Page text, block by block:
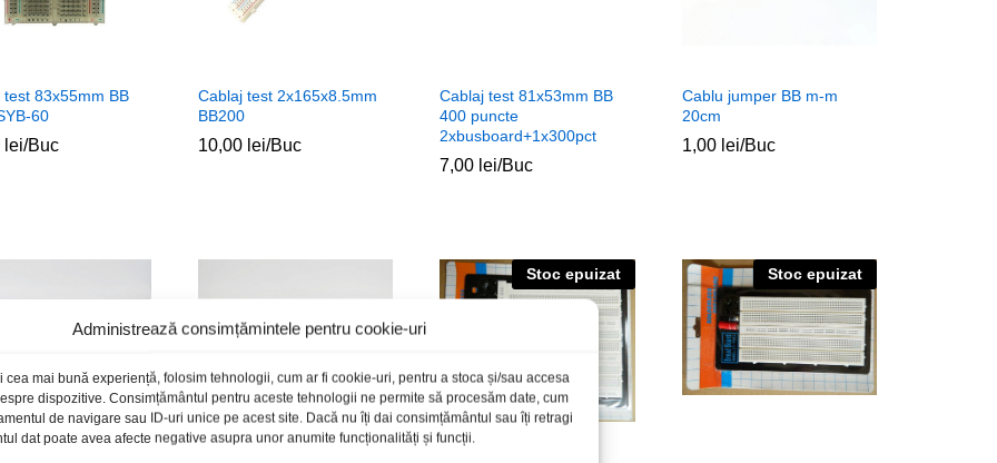
Administrează consimțămintele pentru cookie-uri
cea mai bună experiență, folosim tehnologii, cum ar fi cookie-uri, pentru a stoca și/sau accesa
dispozitive. Consimțământul pentru aceste tehnologii ne permite să procesăm date, cum
de navigare sau ID-uri unice pe acest site. Dacă nu îți dai consimțământul sau îți retragi
dat poate avea afecte negative asupra unor anumite funcționalități și funcții.
test 83x55mm BB
60
lei/Buc
lei
Cablaj test 2x165x8.5mm
BB200
10,00 lei/Buc
10,00 lei
Cablaj test 81x53mm BB
400 puncte
2xbusboard+1x300pct
7,00 lei/Buc
7,00 lei
Cablu jumper BB m-m
20cm
1,00 lei/Buc
1,00 lei
Stoc epuizat Stoc epuizat